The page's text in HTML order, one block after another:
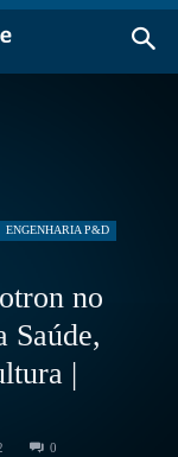
ENGENHARIA P&D
no
Saúde,
|
0